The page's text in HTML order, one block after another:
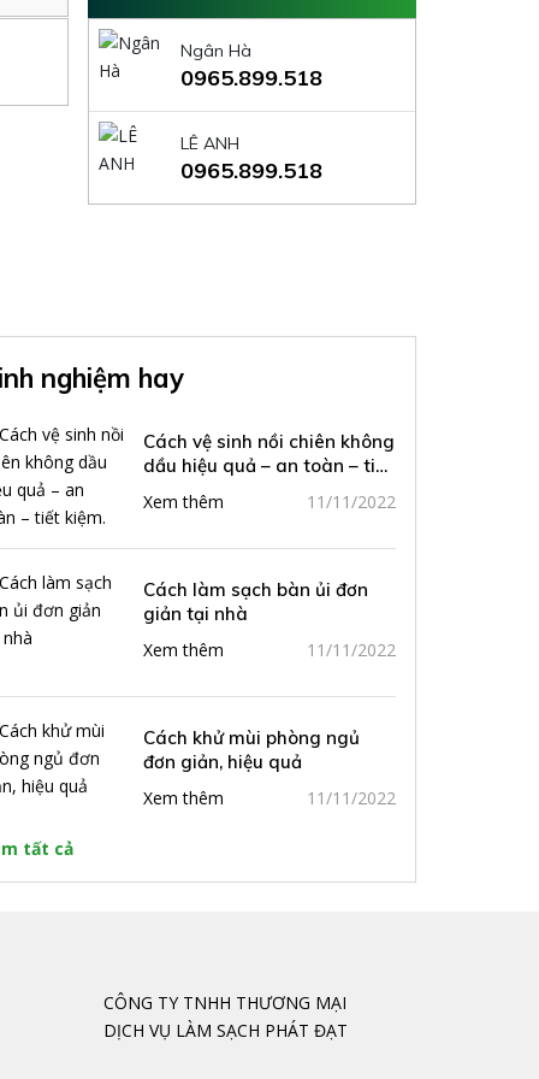
Ngân Hà
0965.899.518
LÊ ANH
0965.899.518
nghiệm hay
Cách vệ sinh nồi chiên không
dầu hiệu quả – an toàn – tiết
Xem thêm 11/11/2022
Cách làm sạch bàn ủi đơn
giản tại nhà
Xem thêm
11/11/2022
Cách khử mùi phòng ngủ
đơn giản, hiệu quả
Xem thêm
11/11/2022
tất cả
CÔNG TY TNHH THƯƠNG MẠI
DỊCH VỤ LÀM SẠCH PHÁT ĐẠT